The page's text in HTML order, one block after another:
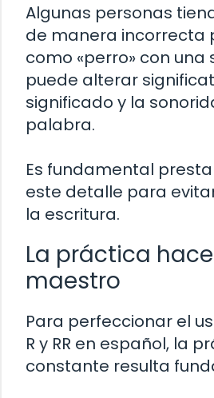
Algunas personas
de manera incorrecta
como «perro» con una
puede alterar
significado y la
palabra.
Es fundamental
este detalle para
la escritura.
La práctica
maestro
Para perfeccionar el
R y RR en español, la
constante resulta